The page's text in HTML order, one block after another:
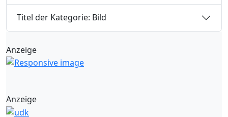
Titel der Kategorie: Bild
Anzeige
Anzeige